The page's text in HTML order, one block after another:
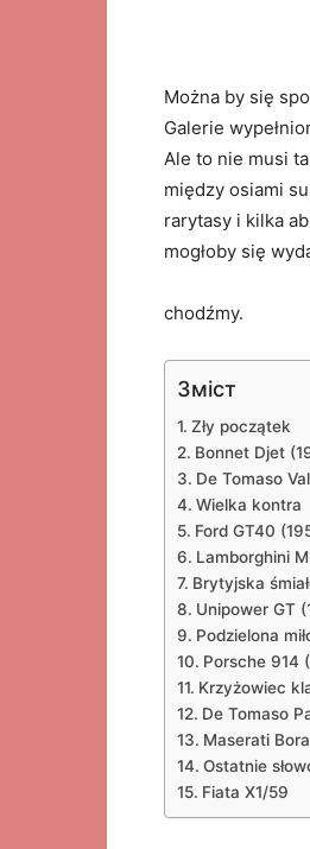
Można by się
Galerie
Ale to nie musi
między osiami
rarytasy i kilka
mogłoby się
chodźmy.
Зміст
Zły początek
Bonnet Djet
De Tomaso
Wielka kontra
Ford GT40
Lamborghini
Brytyjska
Unipower GT
Podzielona
Porsche 914
Krzyżowiec
De Tomaso
Maserati
Ostatnie
Fiata X1/59